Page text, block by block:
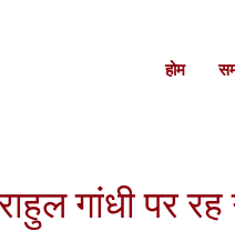
होम
गांधी पर